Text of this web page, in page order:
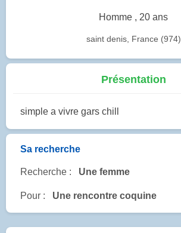
Homme , 20 ans
saint denis, France (974)
Présentation
simple a vivre gars chill
Sa recherche
Recherche : Une femme
Pour : Une rencontre coquine